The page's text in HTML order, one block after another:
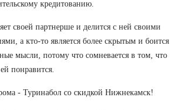
кредитованию.
своей партнерше и делится с ней своими
а кто-то является более скрытым и боится
мысли, потому что сомневается в том, что
понравится.
- Туринабол со скидкой Нижнекамск!